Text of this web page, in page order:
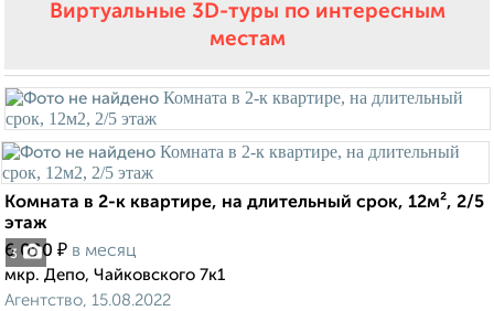
Виртуальные 3D-туры по интересным
местам
3
Комната в 2-к квартире, на длительный срок, 12м², 2/5
этаж
6 000 ₽ в месяц
мкр. Депо, Чайковского 7к1
Агентство, 15.08.2022